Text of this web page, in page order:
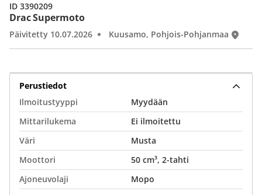
Drac Supermoto
Päivitetty 10.07.2026 Kuusamo, Pohjois-Pohjanmaa
ID 3390209
Perustiedot
Ilmoitustyyppi
Myydään
Mittarilukema
Ei ilmoitettu
Väri
Musta
Moottori
50 cm³, 2-tahti
Ajoneuvolaji
Mopo